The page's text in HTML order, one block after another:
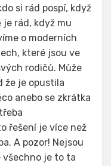
si rád pospí, když
rád, když mu
o moderních
které jsou ve
rodičů. Může
že je opustila
anebo se zkrátka
řešení je více než
A pozor! Nejsou
je to ta